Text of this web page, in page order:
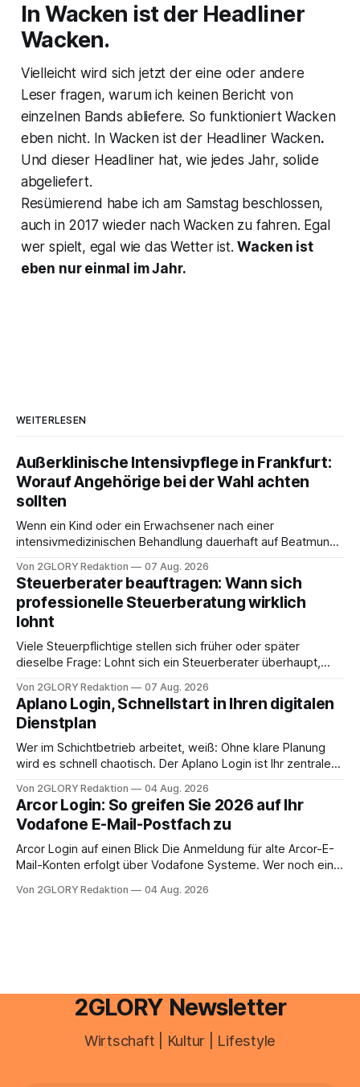
In Wacken ist der Headliner
Wacken.
Vielleicht wird sich jetzt der eine oder andere
Leser fragen, warum ich keinen Bericht von
einzelnen Bands abliefere. So funktioniert Wacken
eben nicht. In Wacken ist der Headliner Wacken.
Und dieser Headliner hat, wie jedes Jahr, solide
abgeliefert.
Resümierend habe ich am Samstag beschlossen,
auch in 2017 wieder nach Wacken zu fahren. Egal
wer spielt, egal wie das Wetter ist.Wacken ist
eben nur einmal im Jahr.
WEITERLESEN
Außerklinische Intensivpflege in Frankfurt:
Worauf Angehörige bei der Wahl achten
sollten
Wenn ein Kind oder ein Erwachsener nach einer
intensivmedizinischen Behandlung dauerhaft auf Beatmung
angewiesen ist, stellt sich für Familien eine schwierige
Frage: Muss die Versorgung dauerhaft in der Klinik bleiben –
oder ist ein Leben zu Hause möglich? Die außerklinische
Intensivpflege bietet genau diese Alternative: Sie
Von 2GLORY Redaktion 07 Aug. 2026
Steuerberater beauftragen: Wann sich
professionelle Steuerberatung wirklich
lohnt
Viele Steuerpflichtige stellen sich früher oder später
dieselbe Frage: Lohnt sich ein Steuerberater überhaupt,
erledigen? Die kurze Antwort: Bei einfachen
Einkommensverhältnissen reicht häufig eine Steuersoftware
aus – sobald jedoch mehrere Einkunftsarten
zusammentreffen oder größere finanzielle Veränderungen
anstehen, zahlt sich professionelle Unterstützung meist
Von 2GLORY Redaktion 07 Aug. 2026
Aplano Login, Schnellstart in Ihren digitalen
Dienstplan
Wer im Schichtbetrieb arbeitet, weiß: Ohne klare Planung
wird es schnell chaotisch. Der Aplano Login ist Ihr zentraler
abwesenheiten und die gesamte kommunikation rund um
Ihr personal digital zu organisieren. In diesem Leitfaden
erfahren Sie alles, was Sie für einen reibungslosen Einstieg
brauchen, von der Registrierung
Von 2GLORY Redaktion 04 Aug. 2026
Arcor Login: So greifen Sie 2026 auf Ihr
Vodafone E-Mail-Postfach zu
Arcor Login auf einen Blick Die Anmeldung für alte Arcor-E-
Mail-Konten erfolgt über Vodafone Systeme. Wer noch eine
besitzt, loggt sich heute über das Vodafone E-Mail & Cloud
Von 2GLORY Redaktion 04 Aug. 2026
2GLORY Newsletter
Wirtschaft | Kultur | Lifestyle